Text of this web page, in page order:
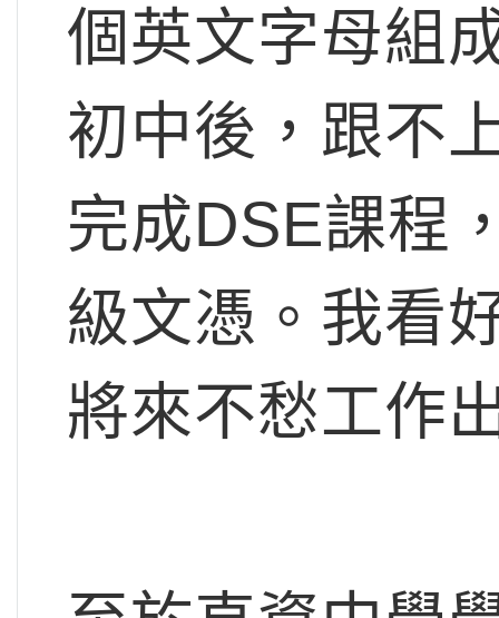
個英文字母組
初中後，跟不
完成DSE課程
級文憑。我看
將來不愁工作